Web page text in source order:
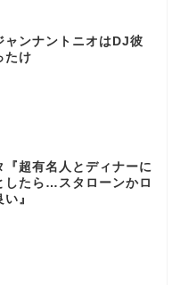
ャンナントニオはDJ彼
たけ
『超有名人とディナーに
したら…スタローンかロ
』